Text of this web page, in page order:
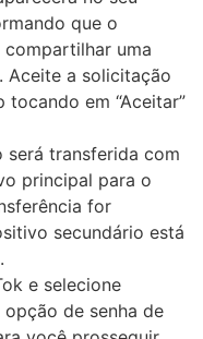
que o
uma
Aceite a solicitação
em “Aceitar”
será transferida com
principal para o
for
secundário está
e selecione
opção de senha de